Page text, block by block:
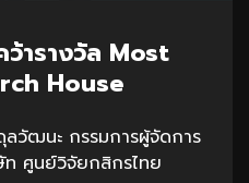
ารางวัล Most
House
วัฒนะ กรรมการผู้จัดการ
ศูนย์วิจัยกสิกรไทย